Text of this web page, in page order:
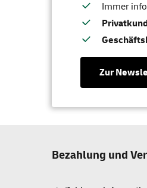
Immer
Zur
Bezahlung und